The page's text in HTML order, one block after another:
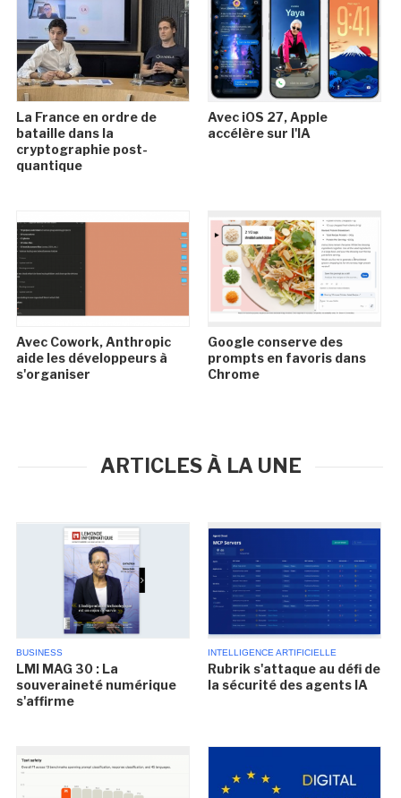
La France en ordre de
bataille dans la
cryptographie post-
quantique
Avec iOS 27, Apple
accélère sur l'IA
Avec Cowork, Anthropic
aide les développeurs à
s'organiser
Google conserve des
prompts en favoris dans
Chrome
ARTICLES À LA UNE
BUSINESS
LMI MAG 30 : La
souveraineté numérique
s'affirme
INTELLIGENCE ARTIFICIELLE
Rubrik s'attaque au défi de
la sécurité des agents IA